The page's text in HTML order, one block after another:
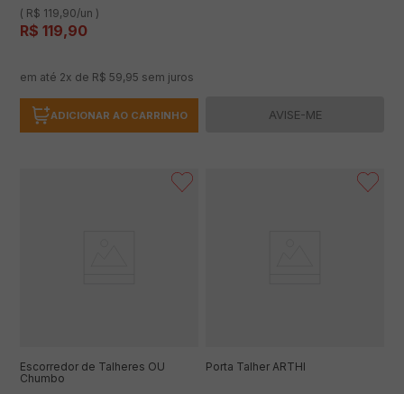
( R$ 119,90/un )
R$ 119,90
em até 2x de R$ 59,95 sem juros
ADICIONAR AO CARRINHO AVISE-ME
Escorredor de Talheres OU
Chumbo
Porta Talher ARTHI